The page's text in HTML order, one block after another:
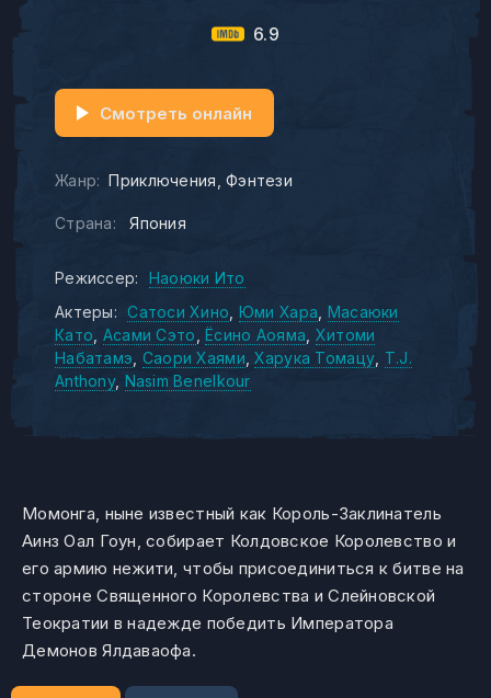
6.9
Жанр: Приключения Фэнтези
Страна: Япония
Смотреть онлайн
Режиссер:
Наоюки Ито
Актеры:
Сатоси Хино Юми Хара Масаюки
Като Асами Сэто Ёсино Аояма Хитоми
Набатамэ
Саори Хаями Харука Томацу T.J.
Anthony Nasim Benelkour
Момонга, ныне известный как Король-Заклинатель
Аинз Оал Гоун, собирает Колдовское Королевство и
его армию нежити, чтобы присоединиться к битве на
стороне Священного Королевства и Слейновской
Теократии в надежде победить Императора
Демонов Ялдаваофа.